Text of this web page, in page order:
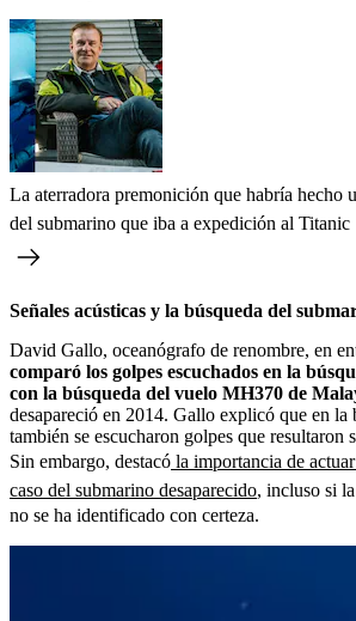
La aterradora premonición que habría hecho
del submarino que iba a expedición al Titanic
Señales acústicas y la búsqueda del
David Gallo, oceanógrafo de renombre, en
comparó los golpes escuchados en la
con la búsqueda del vuelo MH370 de
desapareció en 2014. Gallo explicó que en
también se escucharon golpes que resultaron
Sin embargo, destacó la importancia de
caso del submarino desaparecido, incluso si
no se ha identificado con certeza.